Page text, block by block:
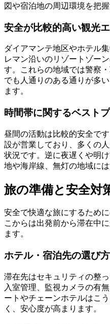
図や宿泊地の周辺環境を把
安全が比較的高い観光
ダイアマンテ地区やホテル
レマン沿いのリゾートゾー
す。これらの地域では警察
でも人通りのある通りが多
ます。
時間帯に関するベスト
昼間の活動は比較的安全で
設が営業しており、多くの
状況です。逆に夜遅くや明
地や海岸線、無灯の地域には
旅の準備と安全対
安全で快適な旅にするため
こからは出発前から滞在中
ます。
ホテル・宿泊先の選び方
滞在先はセキュリティの整
入室管理、監視カメラの有
ートやチェーンホテルはこ
く、安心度が高まります。